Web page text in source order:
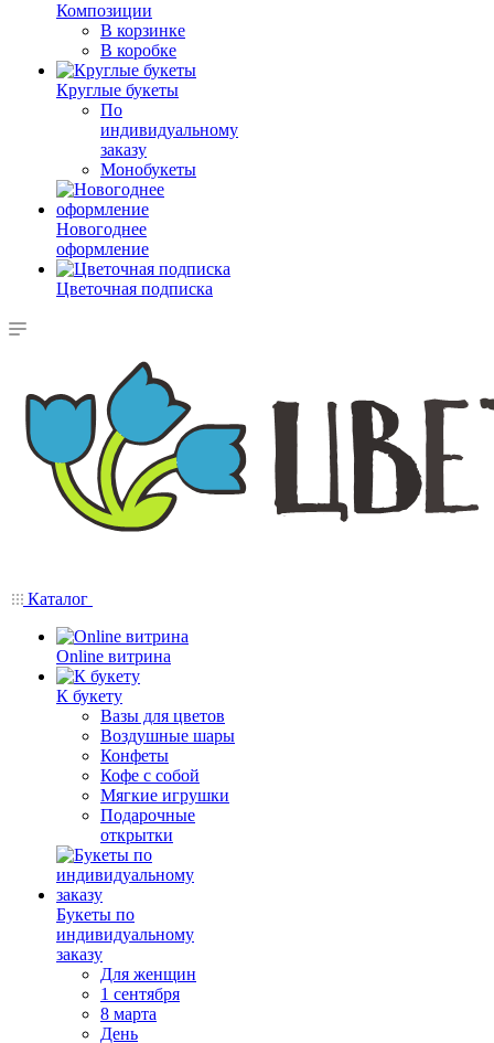
Композиции
В корзинке
В коробке
Круглые букеты
По
индивидуальному
заказу
Монобукеты
Новогоднее
оформление
Цветочная подписка
Каталог
Online витрина
К букету
Вазы для цветов
Воздушные шары
Конфеты
Кофе с собой
Мягкие игрушки
Подарочные
открытки
Букеты по
индивидуальному
заказу
Для женщин
1 сентября
8 марта
День